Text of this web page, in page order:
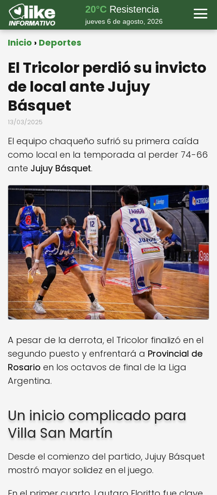
20°C Resistencia
jueves 6 de agosto, 2026
Inicio Deportes
El Tricolor perdió su invicto
de local ante Jujuy
Básquet
13/03/2025
El equipo chaqueño sufrió su primera caída
como local en la temporada al perder 74-66
ante Jujuy Básquet.
A pesar de la derrota, el Tricolor finalizó en el
segundo puesto y enfrentará a Provincial de
Rosario en los octavos de final de la Liga
Argentina.
Un inicio complicado para
Villa San Martín
Desde el comienzo del partido, Jujuy Básquet
mostró mayor solidez en el juego.